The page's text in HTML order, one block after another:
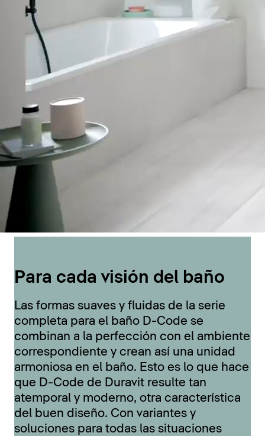
Para cada visión del baño
Las formas suaves y fluidas de la serie
completa para el baño D-Code se
combinan a la perfección con el ambiente
correspondiente y crean así una unidad
armoniosa en el baño. Esto es lo que hace
que D-Code de Duravit resulte tan
atemporal y moderno, otra característica
del buen diseño. Con variantes y
soluciones para todas las situaciones